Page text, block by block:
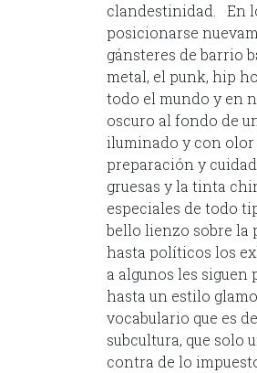
clandestinidad. En
posicionarse
gánsteres de barrio
metal, el punk, hip
todo el mundo y en
oscuro al fondo de
iluminado y con olor
preparación y
gruesas y la tinta
especiales de todo
bello lienzo sobre la
hasta políticos los
a algunos les siguen
hasta un estilo
vocabulario que es
subcultura, que solo
contra de lo